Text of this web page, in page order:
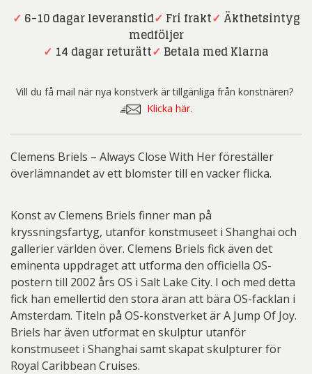
✓ 6-10 dagar leveranstid✓ Fri frakt✓ Äkthetsintyg
medföljer
✓ 14 dagar returätt✓ Betala med Klarna
Vill du få mail när nya konstverk är tillgänliga från konstnären?
Klicka här.
Clemens Briels – Always Close With Her föreställer
överlämnandet av ett blomster till en vacker flicka.
Konst av Clemens Briels finner man på
kryssningsfartyg, utanför konstmuseet i Shanghai och
gallerier världen över. Clemens Briels fick även det
eminenta uppdraget att utforma den officiella OS-
postern till 2002 års OS i Salt Lake City. I och med detta
fick han emellertid den stora äran att bära OS-facklan i
Amsterdam. Titeln på OS-konstverket är A Jump Of Joy.
Briels har även utformat en skulptur utanför
konstmuseet i Shanghai samt skapat skulpturer för
Royal Caribbean Cruises.